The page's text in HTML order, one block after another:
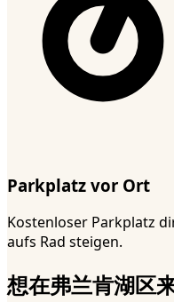
Parkplatz vor Ort
Kostenloser Parkplatz
aufs Rad steigen.
想在弗兰肯湖区